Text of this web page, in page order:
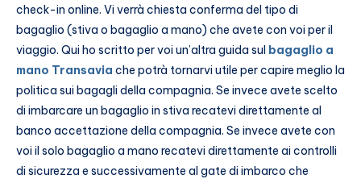
check-in online. Vi verrà chiesta conferma del tipo di
bagaglio (stiva o bagaglio a mano) che avete con voi per il
viaggio. Qui ho scritto per voi un’altra guida sul bagaglio a
mano Transavia che potrà tornarvi utile per capire meglio la
politica sui bagagli della compagnia. Se invece avete scelto
di imbarcare un bagaglio in stiva recatevi direttamente al
banco accettazione della compagnia. Se invece avete con
voi il solo bagaglio a mano recatevi direttamente ai controlli
di sicurezza e successivamente al gate di imbarco che